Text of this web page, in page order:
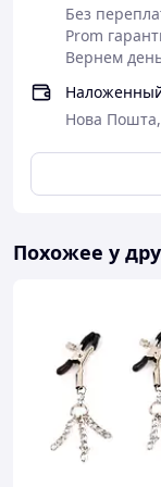
Состав набора:
1 шт -
стразом
1 шт -
Без
Prom
Вернем
Нова
Похожее у